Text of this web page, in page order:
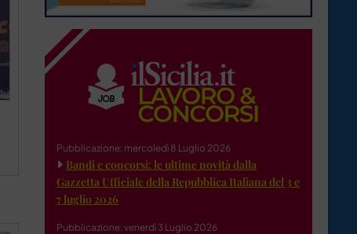
Pubblicazione: mercoledì 8 Luglio 2026
Bandi e concorsi: le ultime novità dalla
Gazzetta Ufficiale della Repubblica Italiana del 3 e
7 luglio 2026
Pubblicazione: venerdì 3 Luglio 2026